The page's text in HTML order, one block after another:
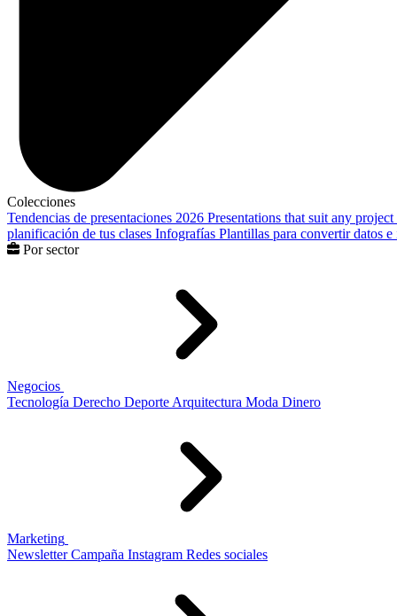
Colecciones
Tendencias de presentaciones 2026 Presentations that suit any project
planificación de tus clases Infografías Plantillas para convertir datos
Por sector
Negocios
Tecnología Derecho Deporte Arquitectura Moda Dinero
Marketing
Newsletter Campaña Instagram Redes sociales